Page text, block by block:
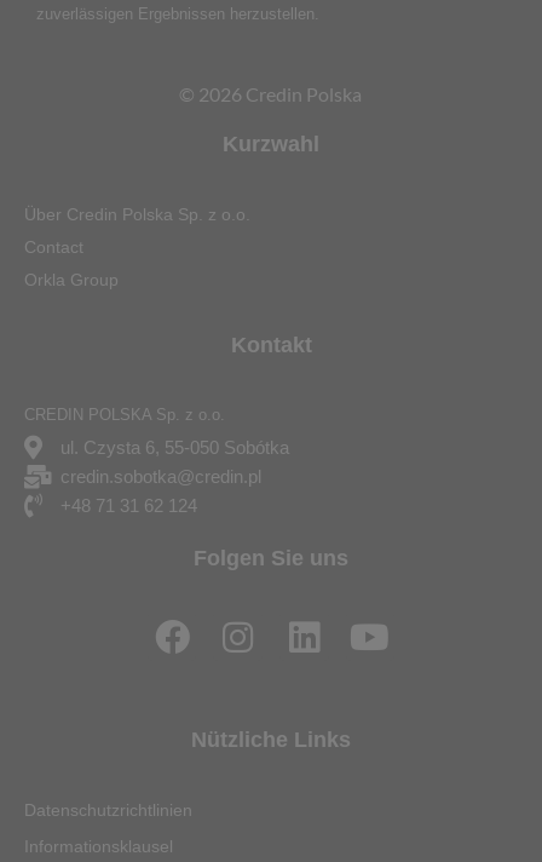
zuverlässigen Ergebnissen herzustellen.
© 2026 Credin Polska
Kurzwahl
Über Credin Polska Sp. z o.o.
Contact
Orkla Group
Kontakt
CREDIN POLSKA Sp. z o.o.
ul. Czysta 6, 55-050 Sobótka
credin.sobotka@credin.pl
+48 71 31 62 124
Folgen Sie uns
F
a
o
o
I
n
t
L
i
k
Y
o
Nützliche Links
Datenschutzrichtlinien
Informationsklausel